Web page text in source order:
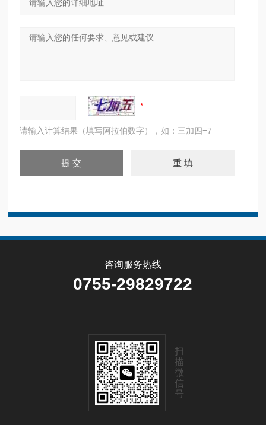
请输入计算结果（填写阿拉伯数字），如：三加四=7
咨询服务热线
0755-29829722
扫
描
微
信
号